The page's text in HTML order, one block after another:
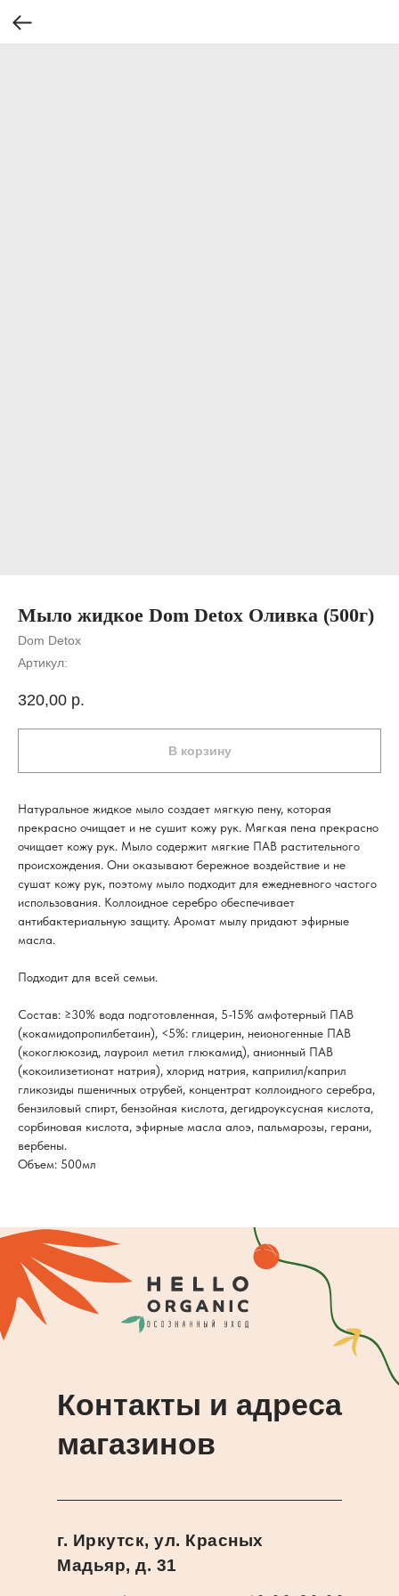
Мыло жидкое Dom Detox Оливка (500г)
Dom Detox
Артикул:
320,00 р.
В корзину
Натуральное жидкое мыло создает мягкую пену, которая
прекрасно очищает и не сушит кожу рук. Мягкая пена прекрасно
очищает кожу рук. Мыло содержит мягкие ПАВ растительного
происхождения. Они оказывают бережное воздействие и не
сушат кожу рук, поэтому мыло подходит для ежедневного частого
использования. Коллоидное серебро обеспечивает
антибактериальную защиту. Аромат мылу придают эфирные
масла.
Подходит для всей семьи.
Состав: ≥30% вода подготовленная, 5-15% амфотерный ПАВ
(кокамидопропилбетаин), <5%: глицерин, неионогенные ПАВ
(кокоглюкозид, лауроил метил глюкамид), анионный ПАВ
(кокоилизетионат натрия), хлорид натрия, каприлил/каприл
гликозиды пшеничных отрубей, концентрат коллоидного серебра,
бензиловый спирт, бензойная кислота, дегидроуксусная кислота,
сорбиновая кислота, эфирные масла алоэ, пальмарозы, герани,
вербены.
Объем: 500мл
Контакты и адреса
магазинов
г. Иркутск, ул. Красных
Мадьяр, д. 31